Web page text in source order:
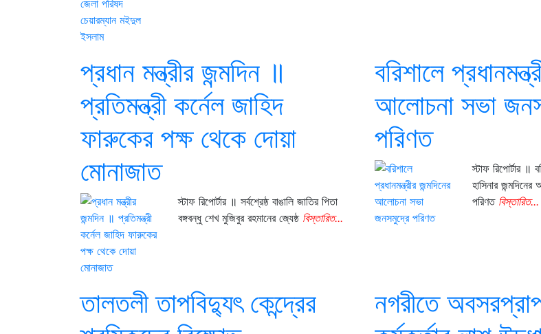
প্রধান মন্ত্রীর জন্মদিন ॥
প্রতিমন্ত্রী কর্নেল জাহিদ
ফারুকের পক্ষ থেকে দোয়া
মোনাজাত
স্টাফ রিপোর্টার ॥ সর্বশ্রেষ্ঠ বাঙালি জাতির পিতা
বঙ্গবন্ধু শেখ মুজিবুর রহমানের জ্যেষ্ঠ বিস্তারিত...
বরিশালে
আলোচনা সভা
পরিণত
স্টাফ রিপোর্টার ॥
হাসিনার
পরিণত বিস্তারিত...
তালতলী তাপবিদ্যুৎ কেন্দ্রের
নগরীতে